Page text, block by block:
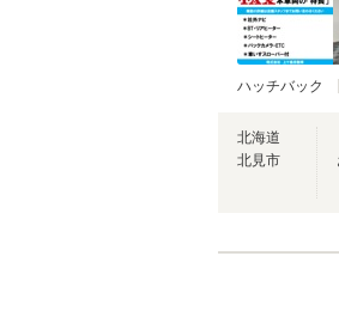
ハッチバック
北海道
北見市